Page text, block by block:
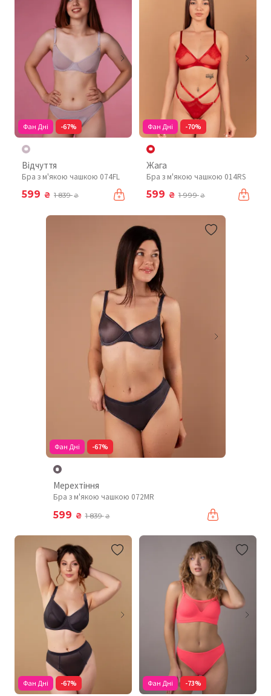
Фан Дні -67%
Відчуття
Бра з м'якою чашкою 074FL
599 ₴ 1 839₴
Фан Дні -70%
Жага
Бра з м'якою чашкою 014RS
599 ₴ 1 999₴
Фан Дні -67%
Мерехтіння
Бра з м'якою чашкою 072MR
599 ₴ 1 839₴
Фан Дні -67% Фан Дні -73%